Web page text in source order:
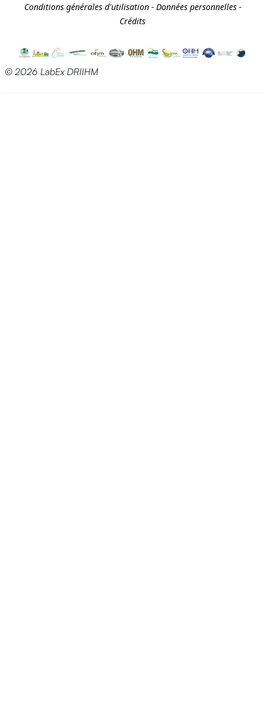
Conditions générales d'utilisation- Données personnelles-
Crédits
© 2026 LabEx DRIIHM